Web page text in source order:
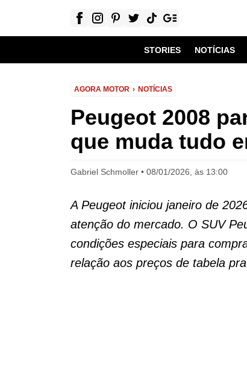
STORIES NOTÍCIAS
AGORA MOTOR NOTÍCIAS
Peugeot 2008
que muda tudo
Gabriel Schmoller 08/01/2026, às 13:00
A Peugeot iniciou janeiro de
atenção do mercado. O SUV
condições especiais para
relação aos preços de tabela